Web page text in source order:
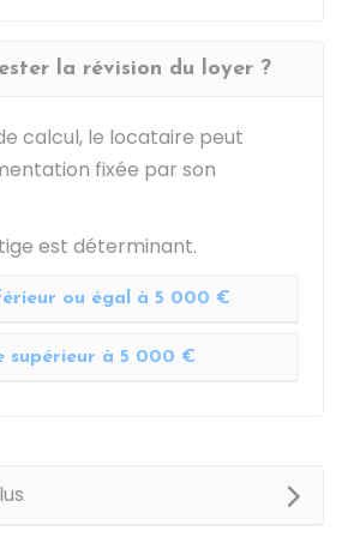
la révision du loyer ?
calcul, le locataire peut
fixée par son
est déterminant.
ou égal à 5 000 €
supérieur à 5 000 €